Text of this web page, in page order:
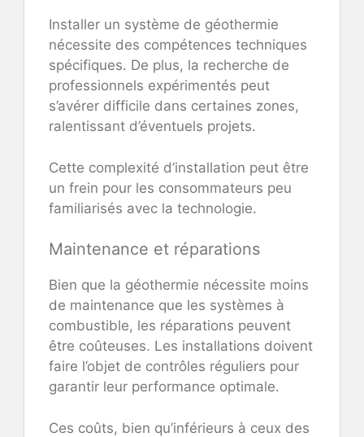
Installer un système de géothermie
nécessite des compétences techniques
spécifiques. De plus, la recherche de
professionnels expérimentés peut
s’avérer difficile dans certaines zones,
ralentissant d’éventuels projets.
Cette complexité d’installation peut être
un frein pour les consommateurs peu
familiarisés avec la technologie.
Maintenance et réparations
Bien que la géothermie nécessite moins
de maintenance que les systèmes à
combustible, les réparations peuvent
être coûteuses. Les installations doivent
faire l’objet de contrôles réguliers pour
garantir leur performance optimale.
Ces coûts, bien qu’inférieurs à ceux des